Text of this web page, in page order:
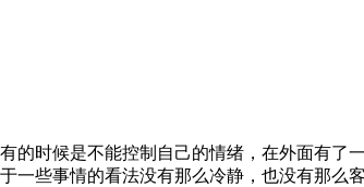
的时候是不能控制自己的情绪，在外面有
一些事情的看法没有那么冷静，也没有那